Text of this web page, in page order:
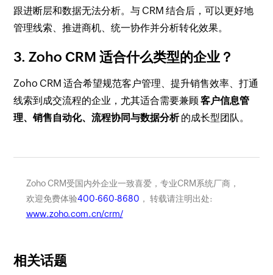
跟进断层和数据无法分析。与 CRM 结合后，可以更好地
管理线索、推进商机、统一协作并分析转化效果。
3. Zoho CRM 适合什么类型的企业？
Zoho CRM 适合希望规范客户管理、提升销售效率、打通
线索到成交流程的企业，尤其适合需要兼顾客户信息管
理、销售自动化、流程协同与数据分析的成长型团队。
Zoho CRM受国内外企业一致喜爱，专业CRM系统厂商，
欢迎免费体验400-660-8680 ， 转载请注明出处:
www.zoho.com.cn/crm/
相关话题